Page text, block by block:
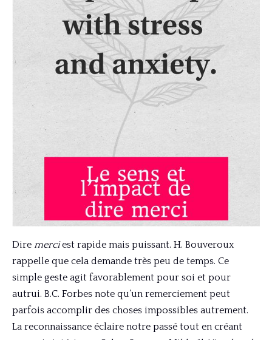
Dire merciest rapide mais puissant. H. Bouveroux
rappelle que cela demande très peu de temps. Ce
simple geste agit favorablement pour soi et pour
autrui. B.C. Forbes note qu’un remerciement peut
parfois accomplir des choses impossibles autrement.
La reconnaissance éclaire notre passé tout en créant